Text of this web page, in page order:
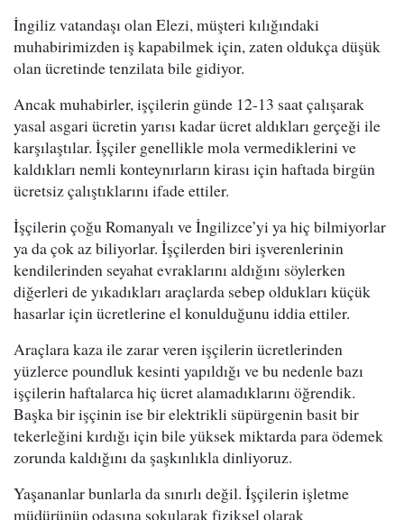
İngiliz vatandaşı olan Elezi, müşteri kılığındaki
muhabirimizden iş kapabilmek için, zaten oldukça düşük
olan ücretinde tenzilata bile gidiyor.
Ancak muhabirler, işçilerin günde 12-13 saat çalışarak
yasal asgari ücretin yarısı kadar ücret aldıkları gerçeği ile
karşılaştılar. İşçiler genellikle mola vermediklerini ve
kaldıkları nemli konteynırların kirası için haftada birgün
ücretsiz çalıştıklarını ifade ettiler.
İşçilerin çoğu Romanyalı ve İngilizce’yi ya hiç bilmiyorlar
ya da çok az biliyorlar. İşçilerden biri işverenlerinin
kendilerinden seyahat evraklarını aldığını söylerken
diğerleri de yıkadıkları araçlarda sebep oldukları küçük
hasarlar için ücretlerine el konulduğunu iddia ettiler.
Araçlara kaza ile zarar veren işçilerin ücretlerinden
yüzlerce poundluk kesinti yapıldığı ve bu nedenle bazı
işçilerin haftalarca hiç ücret alamadıklarını öğrendik.
Başka bir işçinin ise bir elektrikli süpürgenin basit bir
tekerleğini kırdığı için bile yüksek miktarda para ödemek
zorunda kaldığını da şaşkınlıkla dinliyoruz.
Yaşananlar bunlarla da sınırlı değil. İşçilerin işletme
müdürünün odasına sokularak fiziksel olarak